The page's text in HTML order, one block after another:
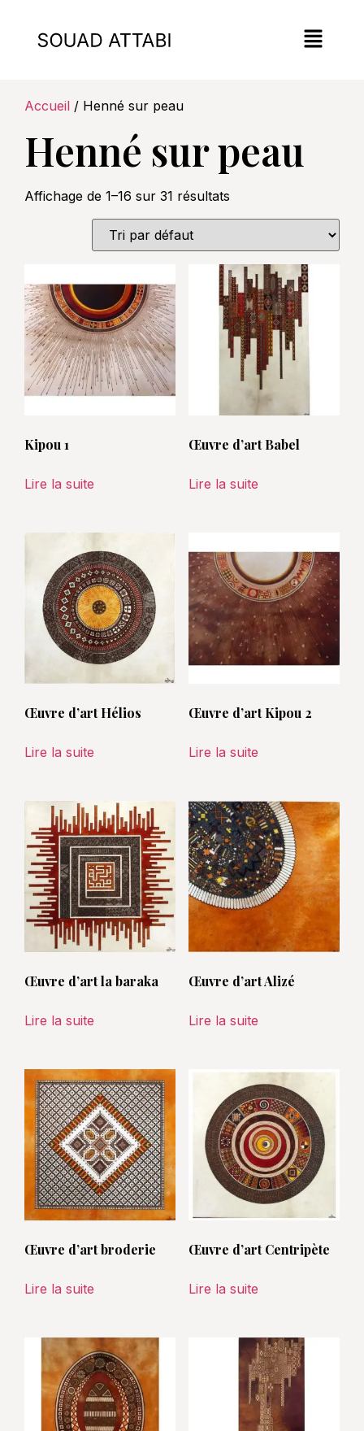
Accueil / Henné sur peau
Henné sur peau
Affichage de 1–16 sur 31 résultats
Kipou 1
Lire la suite
Œuvre d’art Babel
Lire la suite
Œuvre d’art Hélios
Lire la suite
Œuvre d’art Kipou 2
Lire la suite
Œuvre d’art la baraka
Lire la suite
Œuvre d’art Alizé
Lire la suite
Œuvre d’art broderie
Lire la suite
Œuvre d’art Centripète
Lire la suite